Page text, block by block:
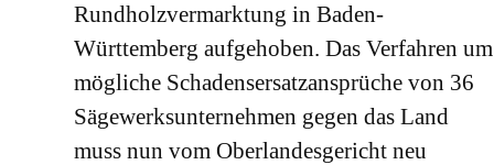
Rundholzvermarktung in Baden-
Württemberg aufgehoben. Das Verfahren um
mögliche Schadensersatzansprüche von 36
Sägewerksunternehmen gegen das Land
muss nun vom Oberlandesgericht neu